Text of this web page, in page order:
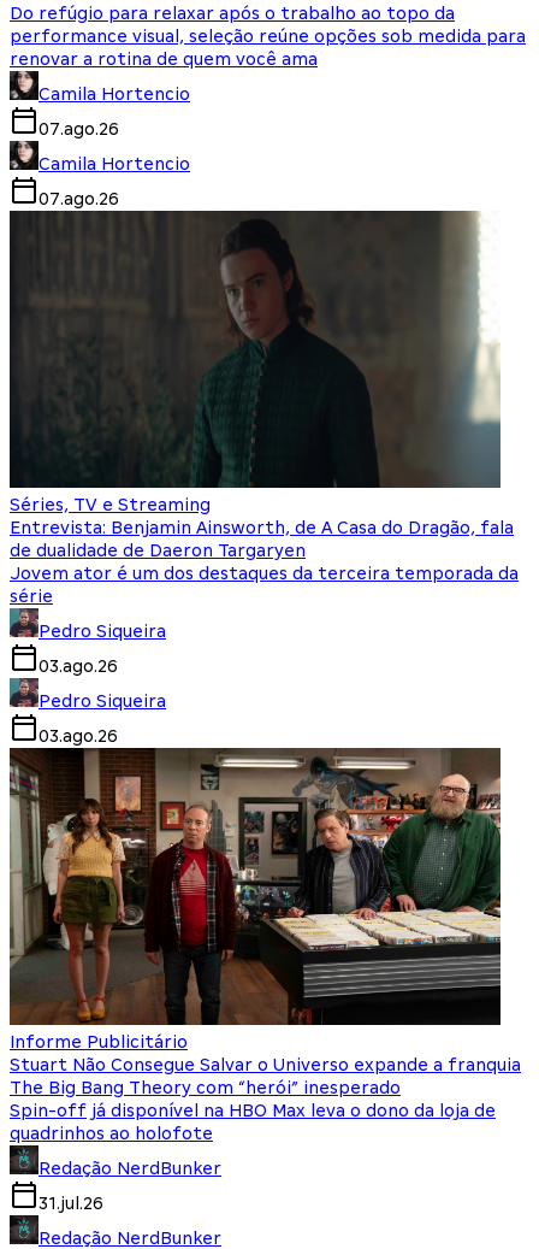
Do refúgio para relaxar após o trabalho ao topo da
performance visual, seleção reúne opções sob medida para
renovar a rotina de quem você ama
Camila Hortencio
07.ago.26
Camila Hortencio
07.ago.26
Séries, TV e Streaming
Entrevista: Benjamin Ainsworth, de A Casa do Dragão, fala
de dualidade de Daeron Targaryen
Jovem ator é um dos destaques da terceira temporada da
série
Pedro Siqueira
03.ago.26
Pedro Siqueira
03.ago.26
Informe Publicitário
Stuart Não Consegue Salvar o Universo expande a franquia
The Big Bang Theory com “herói” inesperado
Spin-off já disponível na HBO Max leva o dono da loja de
quadrinhos ao holofote
Redação NerdBunker
31.jul.26
Redação NerdBunker